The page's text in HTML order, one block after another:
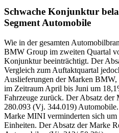
Schwache Konjunktur
Segment Automobile
Wie in der gesamten
BMW Group im zweiten Quartal
Konjunktur beeinträchtigt. Der
Vergleich zum Auftaktquartal
Auslieferungen der Marken
im Zeitraum April bis Juni um
Fahrzeuge zurück. Der Absatz
280.093 (Vj. 344.019)
Marke MINI verminderten sich
Einheiten. Der Absatz der Marke